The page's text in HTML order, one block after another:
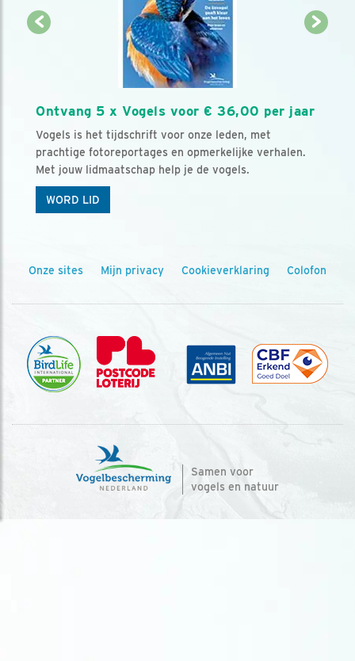
Ontvang 5 x Vogels voor € 36,00 per jaar
Vogels is het tijdschrift voor onze leden, met
prachtige fotoreportages en opmerkelijke verhalen.
Met jouw lidmaatschap help je de vogels.
WORD LID
Onze sites Mijn privacy Cookieverklaring Colofon
Samen voor
vogels en natuur